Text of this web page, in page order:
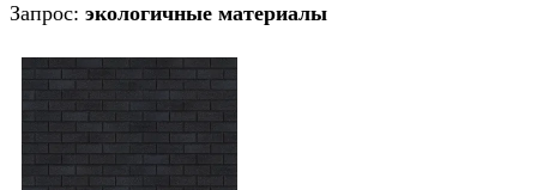
Запрос: экологичные материалы